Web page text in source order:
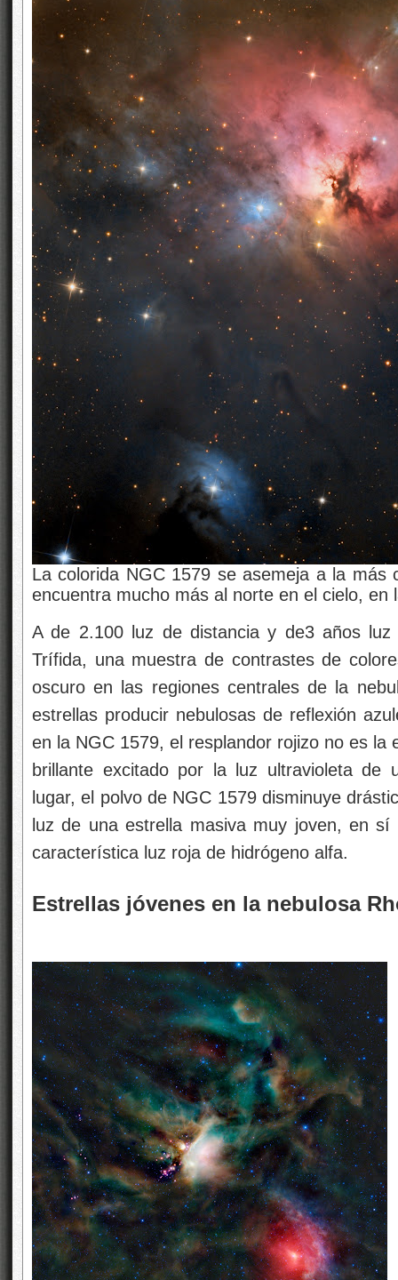
La colorida NGC 1579 se asemeja a la más
encuentra mucho más al norte en el cielo, en
Ade 2.100
luz de distancia y de3 años
Trífida, una muestra de contrastes de
oscuro en las regiones centrales de la
estrellas producir nebulosas de reflexión
en la NGC 1579, el resplandor rojizo no es la
brillante excitado por la luz ultravioleta de
lugar, el polvo de NGC 1579 disminuye
luz de una estrella masiva muy joven, en
característica luz roja de hidrógeno alfa.
Estrellas jóvenes en la nebulosa